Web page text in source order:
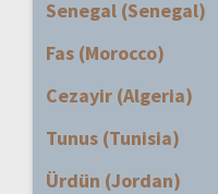
Senegal (Senegal)
Fas (Morocco)
Cezayir (Algeria)
Tunus (Tunisia)
Ürdün (Jordan)